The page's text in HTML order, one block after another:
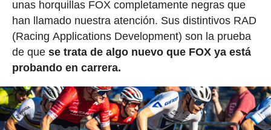
unas horquillas FOX completamente negras que
han llamado nuestra atención. Sus distintivos RAD
(Racing Applications Development) son la prueba
de quese trata de algo nuevo que FOX ya está
probando en carrera.